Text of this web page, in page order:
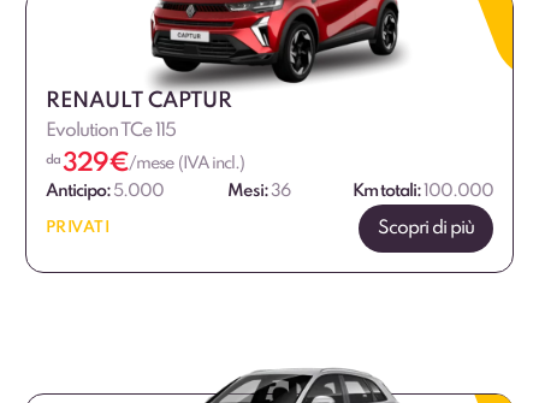
RENAULT CAPTUR
Evolution TCe 115
da 329€/mese (IVA incl.)
Anticipo: 5.000 Mesi:36 Km totali: 100.000
PRIVATI Scopri di più